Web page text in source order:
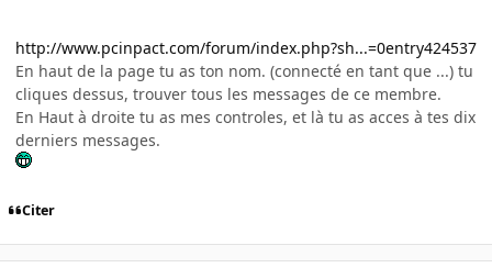
http://www.pcinpact.com/forum/index.php?sh...=0entry424537
En haut de la page tu as ton nom. (connecté en tant que ...) tu
cliques dessus, trouver tous les messages de ce membre.
En Haut à droite tu as mes controles, et là tu as acces à tes dix
derniers messages.
Citer